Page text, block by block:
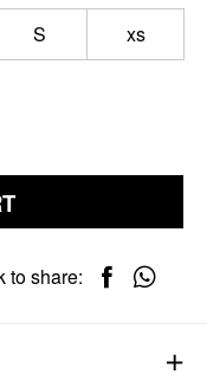
S xs
to share: